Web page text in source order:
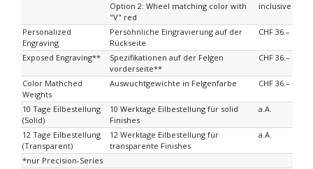
Option 2: Wheel matching color with
"V" red
inclusive
Personalized
Engraving
Persöhnliche Eingravierung auf der
Rückseite
CHF 36.–
Exposed Engraving**
Spezifikationen auf der Felgen
vorderseite**
CHF 36.–
Color Mathched
Weights
Auswuchtgewichte in Felgenfarbe CHF 36.–
10 Tage Eilbestellung
(Solid)
10 Werktage Eilbestellung für solid
Finishes
a.A.
12 Tage Eilbestellung
(Transparent)
12 Werktage Eilbestellung für
transparente Finishes
a.A.
*nur Precision-Series